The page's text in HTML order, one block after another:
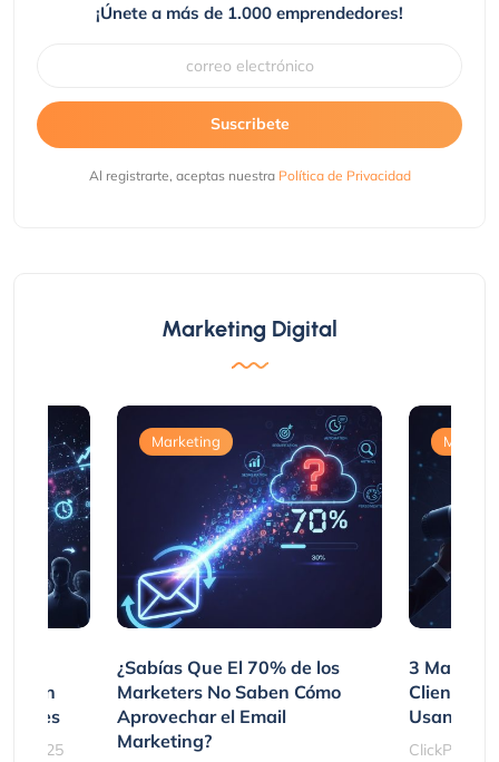
¡Únete a más de 1.000 emprendedores!
Suscribete
Al registrarte, aceptas nuestra Política de Privacidad
Marketing Digital
2025
Marketing
¿Sabías Que El 70% de los
Marketers No Saben Cómo
Aprovechar el Email
Marketing?
3
Clientes
Usando
ClickPanda